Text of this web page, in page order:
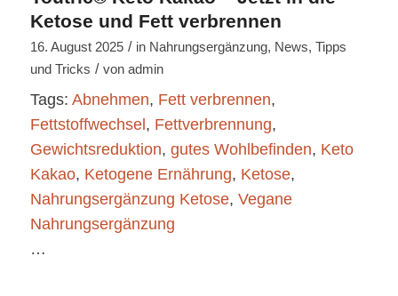
Ketose und Fett verbrennen
16. August 2025 / in Nahrungsergänzung, News, Tipps
und Tricks / von admin
Tags: Abnehmen, Fett verbrennen,
Fettstoffwechsel , Fettverbrennung,
Gewichtsreduktion, gutes Wohlbefinden, Keto
Kakao, Ketogene Ernährung, Ketose,
Nahrungsergänzung Ketose, Vegane
Nahrungsergänzung
…